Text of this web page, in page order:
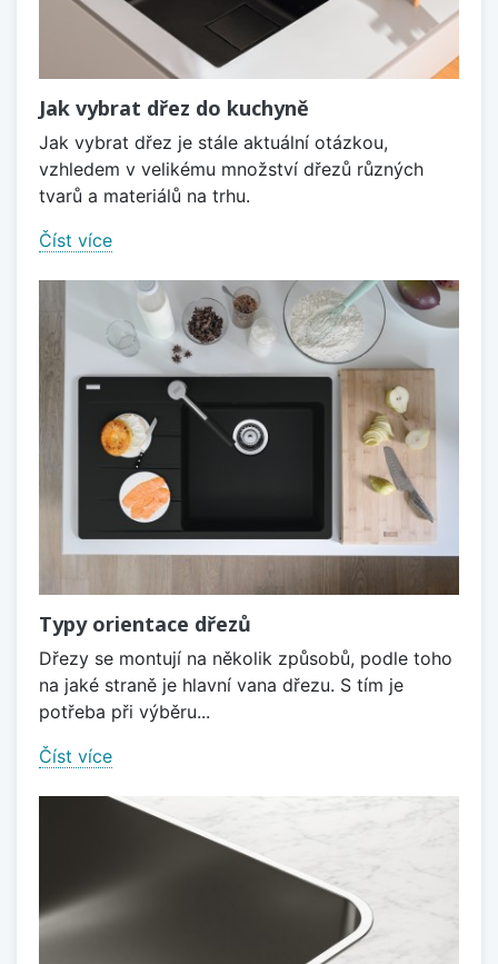
Jak vybrat dřez do kuchyně
Jak vybrat dřez je stále aktuální otázkou,
vzhledem v velikému množství dřezů různých
tvarů a materiálů na trhu.
Číst více
Typy orientace dřezů
Dřezy se montují na několik způsobů, podle toho
na jaké straně je hlavní vana dřezu. S tím je
potřeba při výběru...
Číst více